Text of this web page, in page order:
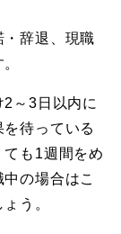
辞退、現職
～3日以内に
待っている
も1週間をめ
の場合はこ
う。